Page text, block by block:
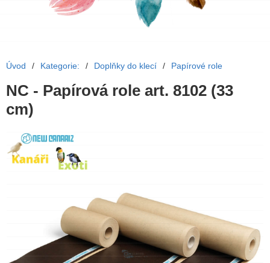
Úvod / Kategorie: / Doplňky do klecí / Papírové role
NC - Papírová role art. 8102 (33
cm)